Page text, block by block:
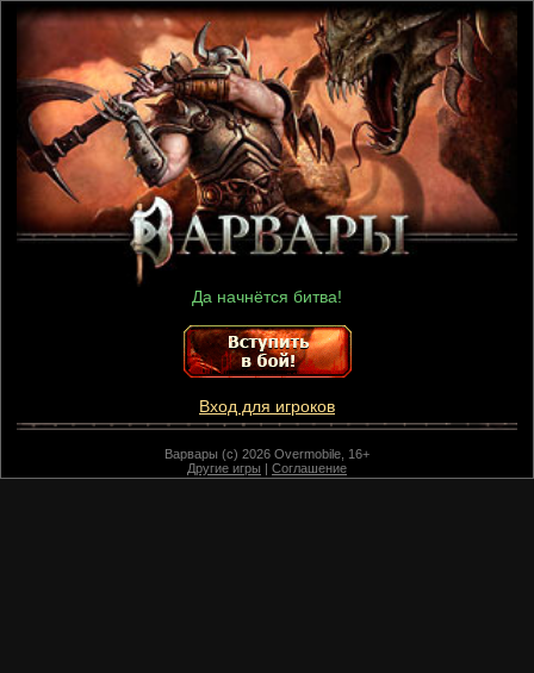
Да начнётся битва!
Вход для игроков
Варвары (c) 2026 Overmobile, 16+
Другие игры | Соглашение